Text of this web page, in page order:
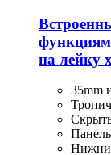
на лейку
35mm